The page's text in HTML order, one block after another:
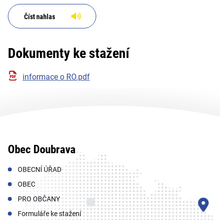
Číst nahlas
Dokumenty ke stažení
informace o RO.pdf
Obec Doubrava
OBECNÍ ÚŘAD
OBEC
PRO OBČANY
Formuláře ke stažení